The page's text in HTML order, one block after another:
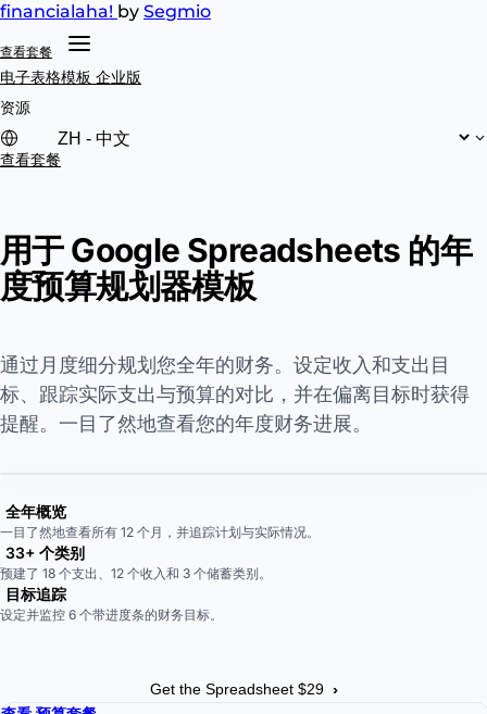
financialaha! by Segmio
查看套餐
电子表格模板 企业版
资源
查看套餐
用于 Google Spreadsheets 的年
度预算规划器模板
通过月度细分规划您全年的财务。设定收入和支出目
标、跟踪实际支出与预算的对比，并在偏离目标时获得
提醒。一目了然地查看您的年度财务进展。
全年概览
一目了然地查看所有 12 个月，并追踪计划与实际情况。
33+ 个类别
预建了 18 个支出、12 个收入和 3 个储蓄类别。
目标追踪
设定并监控 6 个带进度条的财务目标。
Get the Spreadsheet $29 ›